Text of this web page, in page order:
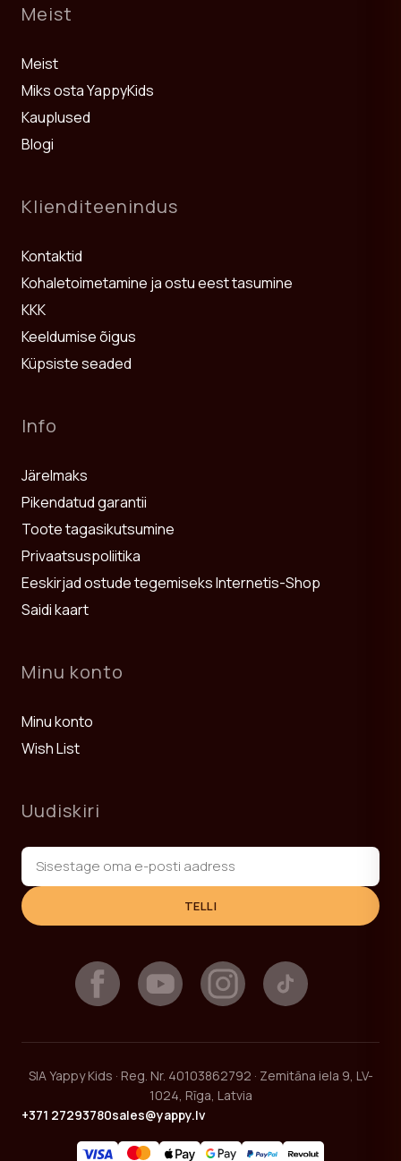
Meist
Meist
Miks osta YappyKids
Kauplused
Blogi
Klienditeenindus
Kontaktid
Kohaletoimetamine ja ostu eest tasumine
KKK
Keeldumise õigus
Küpsiste seaded
Info
Järelmaks
Pikendatud garantii
Toote tagasikutsumine
Privaatsuspoliitika
Eeskirjad ostude tegemiseks Internetis-Shop
Saidi kaart
Minu konto
Minu konto
Wish List
Uudiskiri
TELLI
SIA Yappy Kids · Reg. Nr. 40103862792 · Zemitāna iela 9, LV-
1024, Rīga, Latvia
+371 27293780sales@yappy.lv